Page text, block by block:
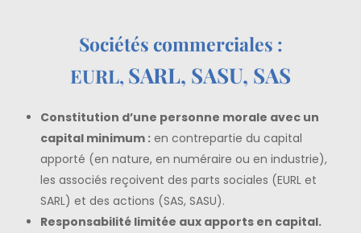
Sociétés commerciales :
EURL, SARL, SASU, SAS
Constitution d’une personne morale avec un
capital minimum :en contrepartie du capital
apporté (en nature, en numéraire ou en industrie),
les associés reçoivent des parts sociales (EURL et
SARL) et des actions (SAS, SASU).
Responsabilité limitée aux apports en capital.